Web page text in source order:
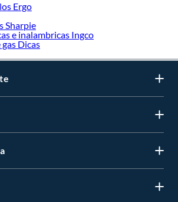
Ergo
Sharpie
e inalambricas Ingco
Dicas